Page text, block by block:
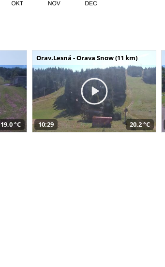
19,0 °C
Orav.Lesná - Orava Snow (11 km)
10:29 20,2 °C